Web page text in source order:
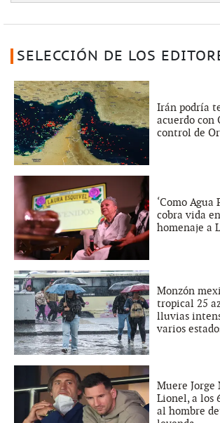
SELECCIÓN DE LOS
Irán podría
acuerdo con
control de
‘Como Agua
cobra vida
homenaje a
Monzón
tropical 25
lluvias
varios
Muere Jorge
Lionel, a los
al hombre